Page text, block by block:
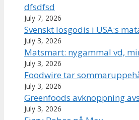
dfsdfsd
July 7, 2026
Svenskt lösgodis i USA:s
July 3, 2026
Matsmart: nygammal vd,
July 3, 2026
Foodwire tar
July 3, 2026
Greenfoods avknoppning
July 3, 2026